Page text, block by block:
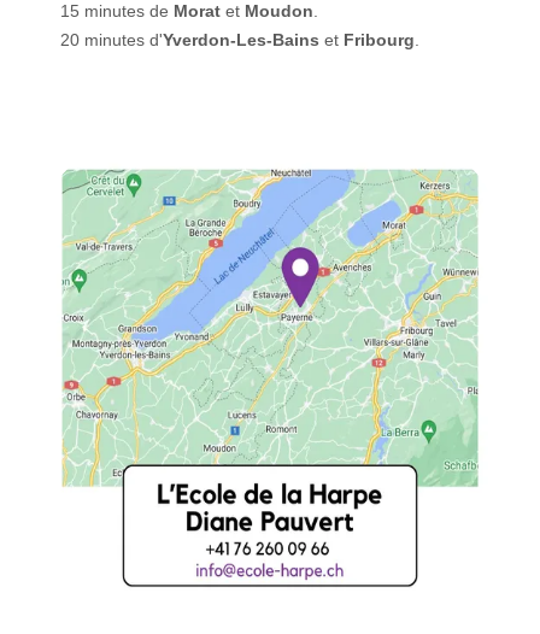
15 minutes de Morat et Moudon
20 minutes d'Yverdon-Les-Bains et Fribourg